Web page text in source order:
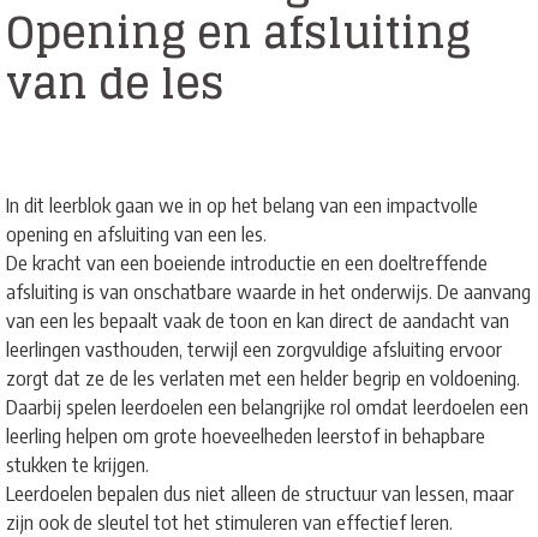
Opening en afsluiting
van de les
In dit leerblok gaan we in op het belang van een impactvolle
opening en afsluiting van een les.
De kracht van een boeiende introductie en een doeltreffende
afsluiting is van onschatbare waarde in het onderwijs. De aanvang
van een les bepaalt vaak de toon en kan direct de aandacht van
leerlingen vasthouden, terwijl een zorgvuldige afsluiting ervoor
zorgt dat ze de les verlaten met een helder begrip en voldoening.
Daarbij spelen leerdoelen een belangrijke rol omdat leerdoelen een
leerling helpen om grote hoeveelheden leerstof in behapbare
stukken te krijgen.
Leerdoelen bepalen dus niet alleen de structuur van lessen, maar
zijn ook de sleutel tot het stimuleren van effectief leren.